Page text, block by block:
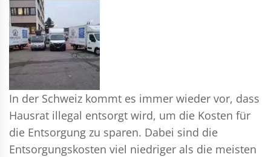
In der Schweiz kommt es immer wieder vor, dass
Hausrat illegal entsorgt wird, um die Kosten für
die Entsorgung zu sparen. Dabei sind die
Entsorgungskosten viel niedriger als die meisten